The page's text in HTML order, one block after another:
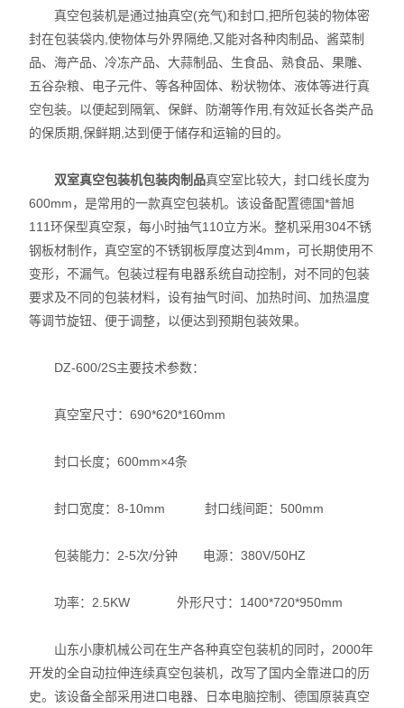
真空包装机是通过抽真空(充气)和封口,把所包装的物体密
封在包装袋内,使物体与外界隔绝,又能对各种肉制品、酱菜制
品、海产品、冷冻产品、大蒜制品、生食品、熟食品、果雕、
五谷杂粮、电子元件、等各种固体、粉状物体、液体等进行真
空包装。以便起到隔氧、保鲜、防潮等作用,有效延长各类产品
的保质期,保鲜期,达到便于储存和运输的目的。
双室真空包装机包装肉制品真空室比较大，封口线长度为
600mm，是常用的一款真空包装机。该设备配置德国*普旭
111环保型真空泵，每小时抽气110立方米。整机采用304不锈
钢板材制作，真空室的不锈钢板厚度达到4mm，可长期使用不
变形，不漏气。包装过程有电器系统自动控制，对不同的包装
要求及不同的包装材料，设有抽气时间、加热时间、加热温度
等调节旋钮、便于调整，以便达到预期包装效果。
DZ-600/2S主要技术参数：
真空室尺寸：690*620*160mm
封口长度；600mm×4条
封口宽度：8-10mm 封口线间距：500mm
包装能力：2-5次/分钟 电源：380V/50HZ
功率：2.5KW 外形尺寸：1400*720*950mm
山东小康机械公司在生产各种真空包装机的同时，2000年
开发的全自动拉伸连续真空包装机，改写了国内全靠进口的历
史。该设备全部采用进口电器、日本电脑控制、德国原装真空